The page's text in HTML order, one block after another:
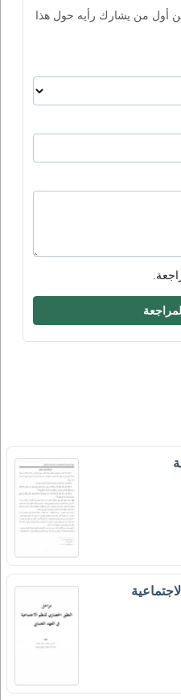
أول من يشارك رأيه حول هذا